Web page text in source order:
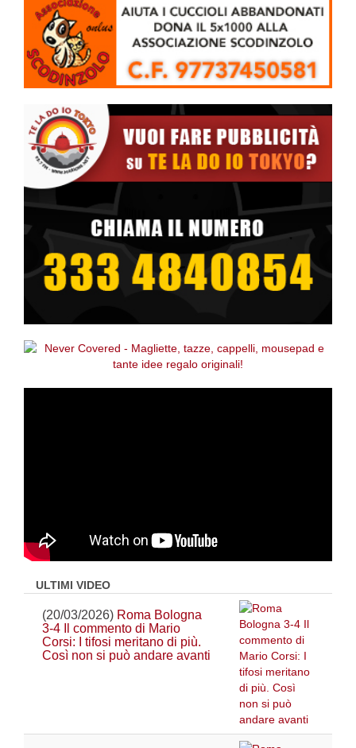
ULTIMI VIDEO
(20/03/2026) Roma Bologna
3-4 Il commento di Mario
Corsi: I tifosi meritano di più.
Così non si può andare avanti